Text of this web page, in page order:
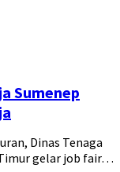
Sumenep
Dinas Tenaga
Timur gelar job fair…